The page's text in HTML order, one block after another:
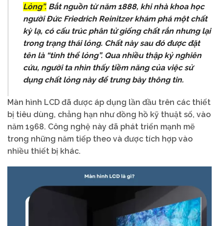
Lỏng”.Bắt nguồn từ năm 1888, khi nhà khoa học
người Đức Friedrich Reinitzer khám phá một chất
kỳ lạ, có cấu trúc phân tử giống chất rắn nhưng lại
trong trạng thái lỏng. Chất này sau đó được đặt
tên là “tinh thể lỏng”. Qua nhiều thập kỷ nghiên
cứu, người ta nhìn thấy tiềm năng của việc sử
dụng chất lỏng này để trưng bày thông tin.
Màn hình LCD đã được áp dụng lần đầu trên các thiết
bị tiêu dùng, chẳng hạn như đồng hồ kỹ thuật số, vào
năm 1968. Công nghệ này đã phát triển mạnh mẽ
trong những năm tiếp theo và được tích hợp vào
nhiều thiết bị khác.